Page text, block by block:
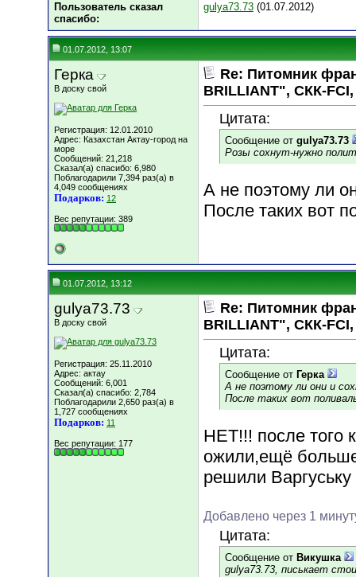
Пользователь сказал
cпасибо:
gulya73.73 (01.07.2012)
01.07.2012, 13:07
Герка
В доску свой
Регистрация: 12.01.2010
Адрес: Казахстан Актау-город на
море
Сообщений: 21,218
Сказал(а) спасибо: 6,980
Поблагодарили 7,394 раз(а) в
4,049 сообщениях
Подарков: 12
Вес репутации: 389
Re: Питомник
BRILLIANT", СКК-FCI,
Цитата:
Сообщение от gulya73.73
Розы сохнут-нужно
А не поэтому ли
После таких вот
01.07.2012, 13:12
gulya73.73
В доску свой
Регистрация: 25.11.2010
Адрес: актау
Сообщений: 6,001
Сказал(а) спасибо: 2,784
Поблагодарили 2,650 раз(а) в
1,727 сообщениях
Подарков: 11
Вес репутации: 177
Re: Питомник
BRILLIANT", СКК-FCI,
Цитата:
Сообщение от Герка
А не поэтому ли они и
После таких вот
НЕТ!!! после того
ожили,ещё
решили
Добавлено через 1
Цитата:
Сообщение от Викушка
gulya73.73, писькает